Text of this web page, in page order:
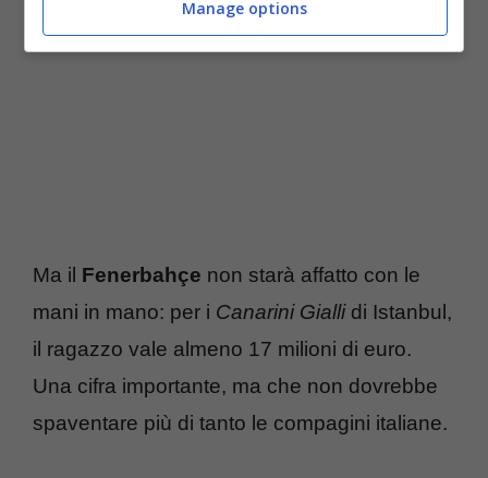
Ma il Fenerbahçe non starà affatto con le
mani in mano: per i Canarini Giallidi Istanbul,
il ragazzo vale almeno 17 milioni di euro.
Una cifra importante, ma che non dovrebbe
spaventare più di tanto le compagini italiane.
Manage options